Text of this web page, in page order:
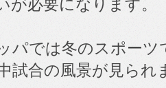
が必要になります。
パでは冬のスポー
試合の風景が見られ